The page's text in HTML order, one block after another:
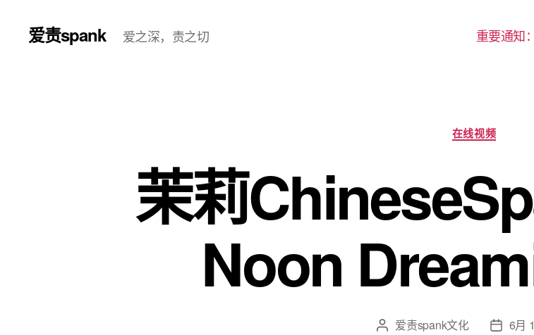
爱责spank 爱之深，责之切 重要通知
分
类
在线视频
茉莉
Noon
文 爱责spank文化
发 6月